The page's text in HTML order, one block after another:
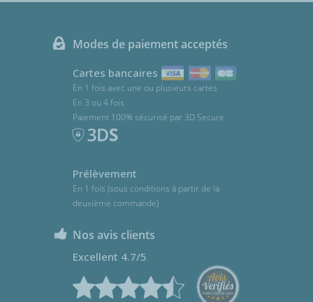
Modes de paiement acceptés
Cartes bancaires
En 1 fois avec une ou plusieurs cartes
En 3 ou 4 fois
Paiement 100% sécurisé par 3D Secure
Prélèvement
En 1 fois (sous conditions à partir de la
deuxième commande)
Nos avis clients
Excellent 4.7/5